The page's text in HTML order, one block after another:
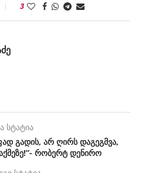
3
სტატია
გადის, არ ღირს დაგეგმვა,
რობერტ დენირო